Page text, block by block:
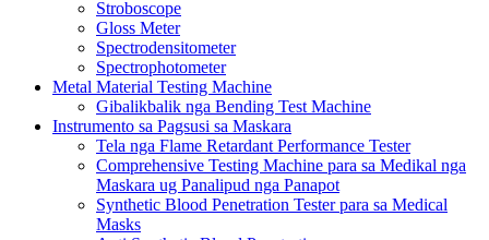
Stroboscope
Gloss Meter
Spectrodensitometer
Spectrophotometer
Metal Material Testing Machine
Gibalikbalik nga Bending Test Machine
Instrumento sa Pagsusi sa Maskara
Tela nga Flame Retardant Performance Tester
Comprehensive Testing Machine para sa Medikal nga
Maskara ug Panalipud nga Panapot
Synthetic Blood Penetration Tester para sa Medical
Masks